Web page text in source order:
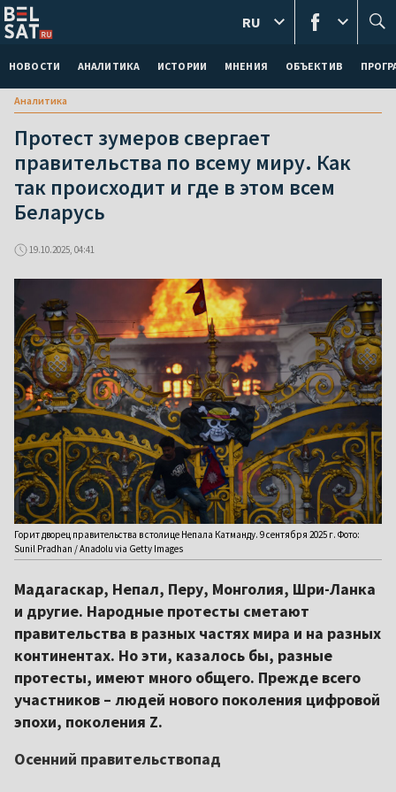
НОВОСТИ АНАЛИТИКА ИСТОРИИ МНЕНИЯ ОБЪЕКТИВ
RU
Аналитика
Протест зумеров свергает
правительства по всему миру. Как
так происходит и где в этом всем
Беларусь
19.10.2025, 04:41
Горит дворец правительства в столице Непала Катманду. 9 сентября 2025 г. Фото:
Sunil Pradhan / Anadolu via Getty Images
Мадагаскар, Непал, Перу, Монголия, Шри-Ланка
и другие. Народные протесты сметают
правительства в разных частях мира и на разных
континентах. Но эти, казалось бы, разные
протесты, имеют много общего. Прежде всего
участников – людей нового поколения цифровой
эпохи, поколения Z.
Осенний правительствопад